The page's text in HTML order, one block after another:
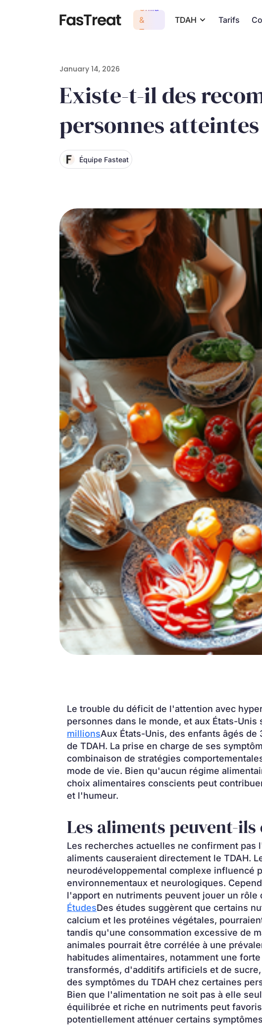
Child
&
Teen
TDAH Tarifs
January 14, 2026
Existe-t-il des
personnes atteintes
Équipe Fasteat
Le trouble du déficit de l'attention avec
personnes dans le monde, et aux États-
millionsAux États-Unis, des enfants âgés de
de TDAH. La prise en charge de ses
combinaison de stratégies
mode de vie. Bien qu'aucun régime
choix alimentaires conscients peut
et l'humeur.
Les aliments peuvent-ils
Les recherches actuelles ne confirment
aliments causeraient directement le TDAH.
neurodéveloppemental complexe influencé
environnementaux et neurologiques.
l'apport en nutriments peuvent jouer un rôle
ÉtudesDes études suggèrent que certains
calcium et les protéines végétales,
tandis qu'une consommation excessive de
animales pourrait être corrélée à une
habitudes alimentaires, notamment une
transformés, d'additifs artificiels et de
des symptômes du TDAH chez certaines
Bien que l'alimentation ne soit pas à elle
équilibrée et riche en nutriments peut
potentiellement atténuer certains